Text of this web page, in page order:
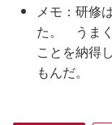
メモ：研修
た。 うま
ことを納得
もんだ。